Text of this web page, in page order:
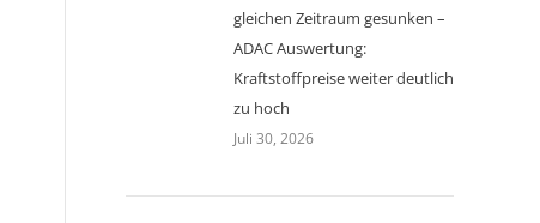
gleichen Zeitraum gesunken –
ADAC Auswertung:
Kraftstoffpreise weiter deutlich
zu hoch
Juli 30, 2026